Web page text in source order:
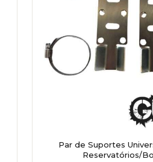
Par de Suportes
Reservatórios/